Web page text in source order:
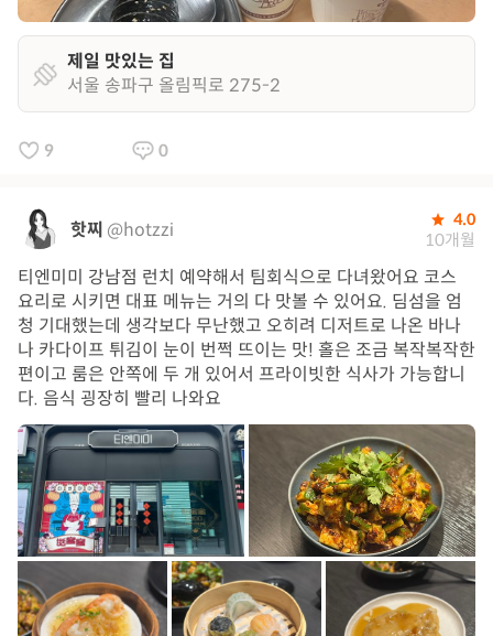
제일 맛있는 집
서울 송파구 올림픽로 275-2
9 0
핫찌 @hotzzi 4.0
10개월
티엔미미 강남점 런치 예약해서 팀회식으로 다녀왔어요 코스
요리로 시키면 대표 메뉴는 거의 다 맛볼 수 있어요. 딤섬을 엄
청 기대했는데 생각보다 무난했고 오히려 디저트로 나온 바나
나 카다이프 튀김이 눈이 번쩍 뜨이는 맛! 홀은 조금 복작복작한
편이고 룸은 안쪽에 두 개 있어서 프라이빗한 식사가 가능합니
다. 음식 굉장히 빨리 나와요